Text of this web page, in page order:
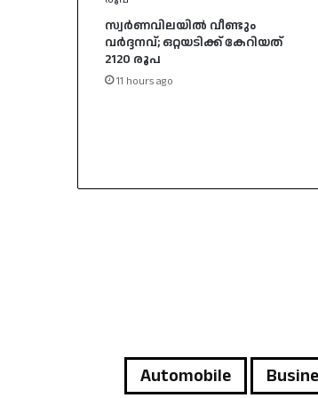
സ്വര്‍ണവിലയിൽ വീണ്ടും
വർദ്ദനവ്; ഒറ്റയടിക്ക് കേറിയത്
2120 രൂപ
11 hours ago
Automobile